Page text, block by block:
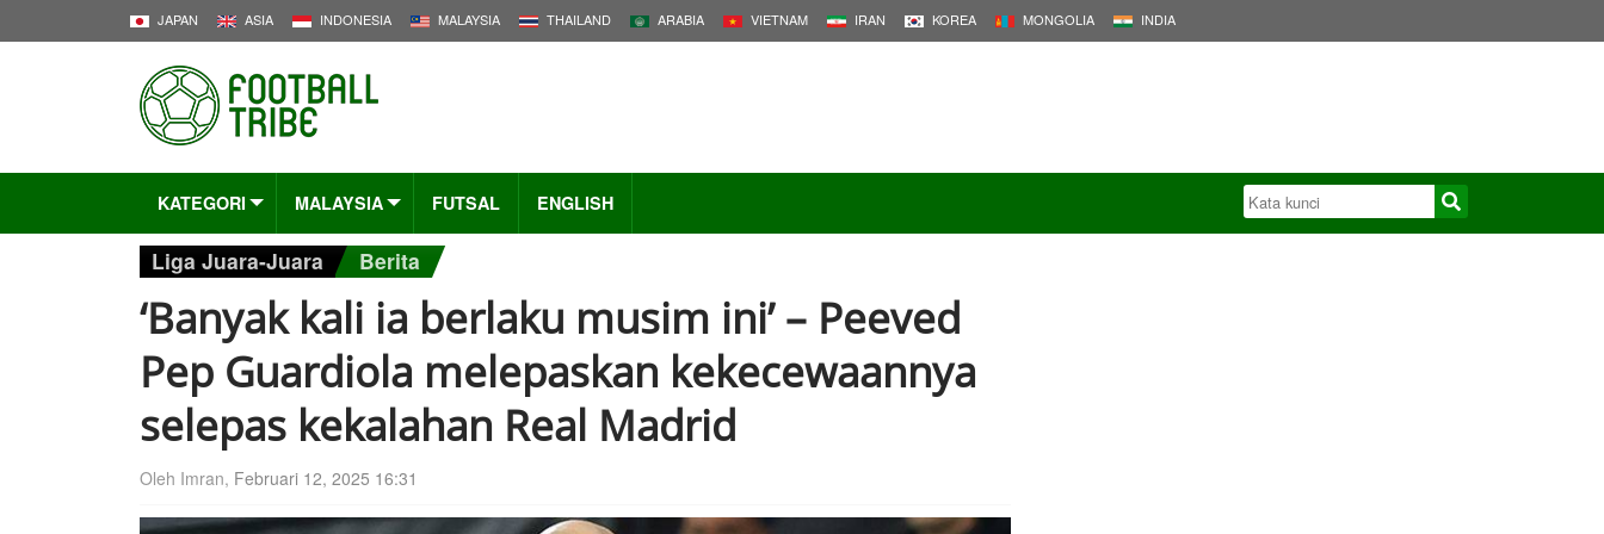
JAPAN ASIA INDONESIA MALAYSIA THAILAND ARABIA VIETNAM IRAN KOREA MONGOLIA INDIA
KATEGORI MALAYSIA FUTSAL ENGLISH
Liga Juara-Juara Berita
‘Banyak kali ia berlaku musim ini’ – Peeved
Pep Guardiola melepaskan kekecewaannya
selepas kekalahan Real Madrid
Oleh Imran, Februari 12, 2025 16:31